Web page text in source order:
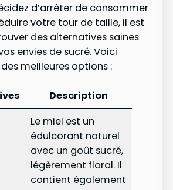
d’arrêter de consommer
votre tour de taille, il est
des alternatives saines
envies de sucré. Voici
meilleures options :
Description
Le miel est un
édulcorant naturel
avec un goût sucré,
légèrement floral. Il
contient également